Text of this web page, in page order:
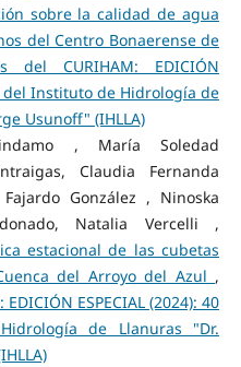
sobre la calidad de agua
del Centro Bonaerense de
del CURIHAM: EDICIÓN
del Instituto de Hidrología de
Usunoff" (IHLLA)
, María Soledad
Claudia Fernanda
González , Ninoska
Natalia Vercelli ,
estacional de las cubetas
del Arroyo del Azul ,
ESPECIAL (2024): 40
de Llanuras "Dr.